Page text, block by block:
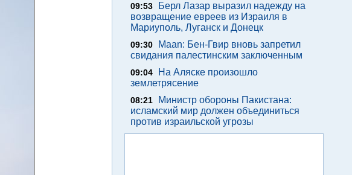
09:53
Берл Лазар выразил надежду на
возвращение евреев из Израиля в
Мариуполь, Луганск и Донецк
09:30
Maan: Бен-Гвир вновь запретил
свидания палестинским заключенным
09:04
На Аляске произошло
землетрясение
08:21
Министр обороны Пакистана:
исламский мир должен объединиться
против израильской угрозы